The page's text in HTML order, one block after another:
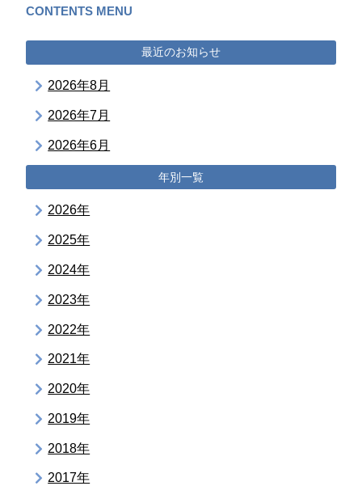
CONTENTS MENU
最近のお知らせ
2026年8月
2026年7月
2026年6月
年別一覧
2026年
2025年
2024年
2023年
2022年
2021年
2020年
2019年
2018年
2017年